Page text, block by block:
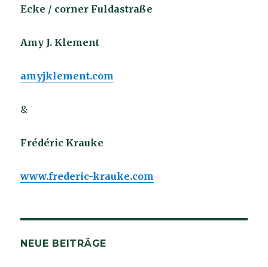
Ecke / corner Fuldastraße
Amy J. Klement
amyjklement.com
&
Frédéric Krauke
www.frederic-krauke.com
NEUE BEITRÄGE